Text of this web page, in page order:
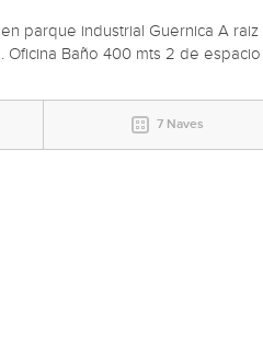
parque industrial Guernica A raiz
Baño 400 mts 2 de espacio
7 Naves